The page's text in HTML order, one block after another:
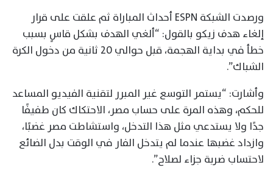
ورصدت الشبكة ESPN أحداث المباراة ثم علقت على قرار
إلغاء هدف زيكو بالقول: “ألغي الهدف بشكل قاسٍ بسبب
خطأ في بداية الهجمة، قبل حوالي 20 ثانية من دخول الكرة
الشباك”.
وأشارت: “يستمر التوسع غير المبرر لتقنية الفيديو المساعد
للحكم، وهذه المرة على حساب مصر، الاحتكاك كان طفيفًا
جدًا ولا يستدعي مثل هذا التدخل، واستشاطت مصر غضبًا،
وازداد غضبها عندما لم يتدخل الفار في الوقت بدل الضائع
لاحتساب ضربة جزاء لصلاح”.